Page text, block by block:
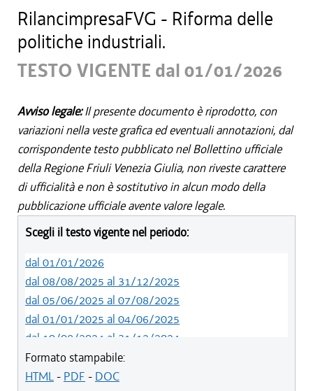
RilancimpresaFVG - Riforma delle
politiche industriali.
TESTO VIGENTE dal 01/01/2026
Avviso legale:Il presente documento è riprodotto, con
variazioni nella veste grafica ed eventuali annotazioni, dal
corrispondente testo pubblicato nel Bollettino ufficiale
della Regione Friuli Venezia Giulia, non riveste carattere
di ufficialità e non è sostitutivo in alcun modo della
pubblicazione ufficiale avente valore legale.
Scegli il testo vigente nel periodo:
dal 01/01/2026
dal 08/08/2025 al 31/12/2025
dal 05/06/2025 al 07/08/2025
dal 01/01/2025 al 04/06/2025
dal 10/08/2024 al 31/12/2024
dal 14/05/2024 al 09/08/2024
dal 11/08/2022 al 13/05/2024
Formato stampabile:
HTML- PDF - DOC